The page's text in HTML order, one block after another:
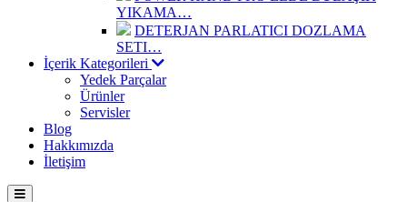
YIKAMA…
DETERJAN PARLATICI DOZLAMA
SETI…
İçerik Kategorileri
Yedek Parçalar
Ürünler
Servisler
Blog
Hakkımızda
İletişim